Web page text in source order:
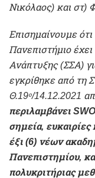
Νικόλαος) και στ)
Επισημαίνουμε
Πανεπιστήμιο
Ανάπτυξης (ΣΣΑ)
εγκρίθηκε από τη
Θ.19ο/14.12.2021
περιλαμβάνει
σημεία, ευκαιρίες
έξι (6) νέων
Πανεπιστημίου,
πολυκριτήριας